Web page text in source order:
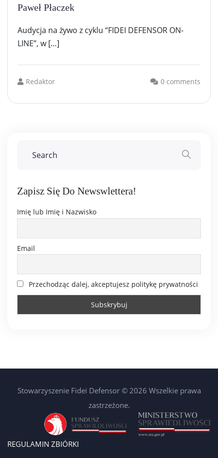
Paweł Płaczek
Audycja na żywo z cyklu “FIDEI DEFENSOR ON-
LINE”, w […]
Redaktor 0 comments
Zapisz Się Do Newswlettera!
Imię lub Imię i Nazwisko
Email
Przechodząc dalej, akceptujesz politykę prywatności
Stowarzyszenie Fidei Defensor © 2026 Wszelkie prawa
zastrzeżone.
REGULAMIN ZBIÓRKI